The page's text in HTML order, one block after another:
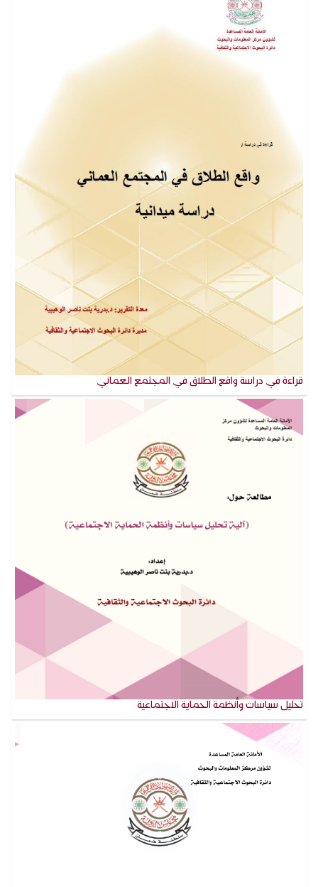
قراءة في دراسة واقع الطلاق في المجتمع العماني
تحليل سياسات وأنظمة الحماية الاجتماعية